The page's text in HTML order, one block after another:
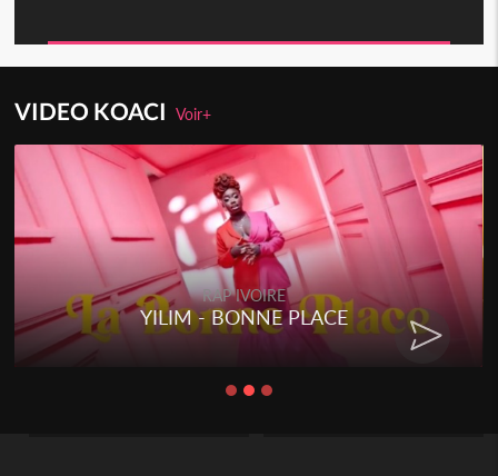
VIDEO KOACIVoir+
RAP IVOIRE
RENARD BARAKISSA - DOS DE
CHAT